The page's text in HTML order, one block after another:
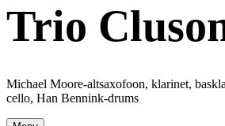
Trio
Michael Moore-altsaxofoon, klarinet,
cello, Han Bennink-drums